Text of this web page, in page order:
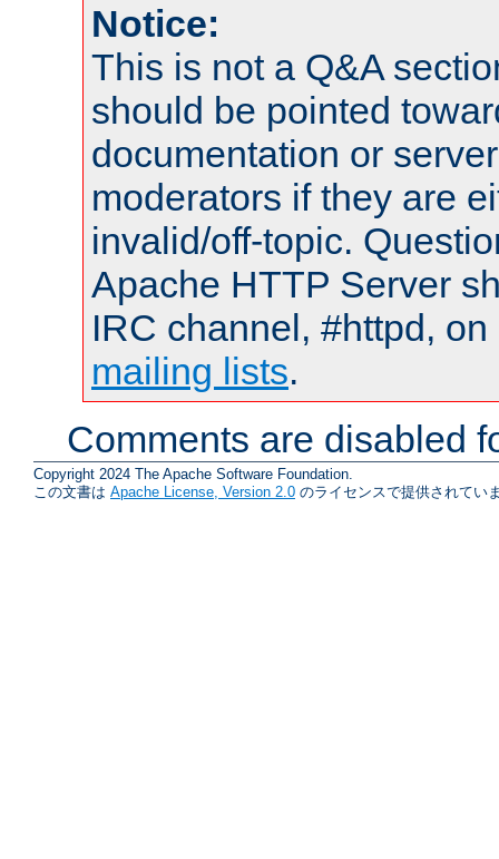
Notice:
This is not a Q&A
should be pointed
documentation or
moderators if they are
invalid/off-topic.
Apache HTTP Server
IRC channel, #httpd,
mailing lists.
Comments are disabled
Copyright 2024 The Apache Software Foundation.
この文書は Apache License, Version 2.0 のライセンスで提供されてい